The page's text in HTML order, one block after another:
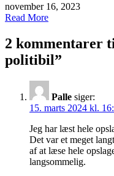
november 16, 2023
Read More
2 kommentarer
politibil”
Palle siger:
15. marts 2024 kl.
Jeg har læst hele
Det var et meget
af at læse hele
langsommelig.